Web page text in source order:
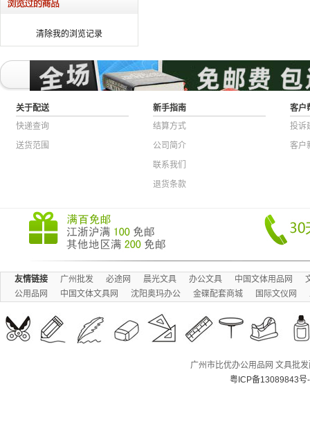
清除我的浏览记录
关于配送
快递查询
送货范围
新手指南
结算方式
公司简介
联系我们
退货条款
客户
投诉
客户
友情链接 广州批发 必途网 晨光文具 办公文具 中国文体用品网
公用品网
中国文体文具网 沈阳奥玛办公 金碟配套商城 国际文仪网
广州市比优办公用品网 文具批
粤ICP备13089843号